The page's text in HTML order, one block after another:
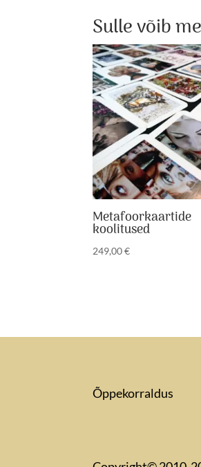
Sulle võib
Metafoorkaartide
koolitused
249,00€
Õppekorraldus